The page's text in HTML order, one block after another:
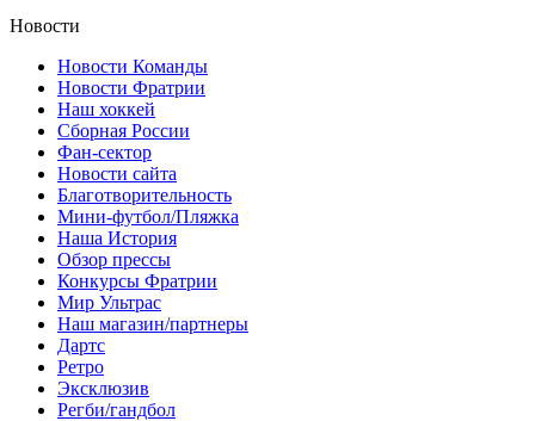
Новости
Новости Команды
Новости Фратрии
Наш хоккей
Сборная России
Фан-cектор
Новости сайта
Благотворительность
Мини-футбол/Пляжка
Наша История
Обзор прессы
Конкурсы Фратрии
Мир Ультрас
Наш магазин/партнеры
Дартс
Ретро
Эксклюзив
Регби/гандбол